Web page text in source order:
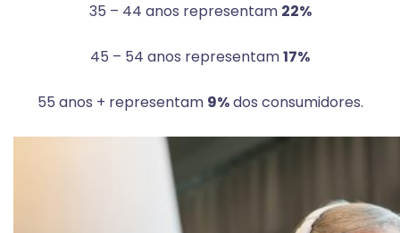
35 – 44 anos representam 22%
45 – 54 anos representam17%
55 anos + representam 9%dos consumidores.